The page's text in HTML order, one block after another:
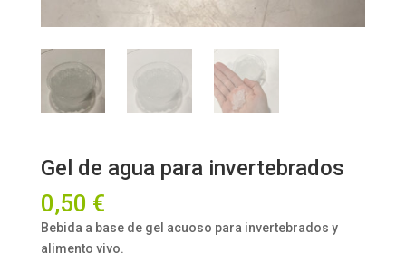
Gel de agua para invertebrados
0,50 €
Bebida a base de gel acuoso para invertebrados y
alimento vivo.